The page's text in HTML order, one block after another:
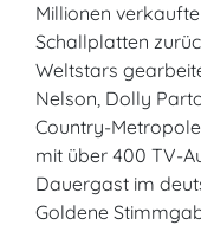
Millionen
Schallplatten
Weltstars
Nelson, Dolly
Country-
mit über 400 TV-
Dauergast im
Goldene